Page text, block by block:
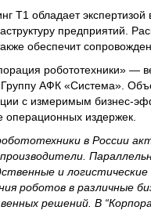
Т1 обладает
предприятий.
обеспечит
робототехники» —
Группу АФК «Система».
с измеримым бизнес-
операционных издержек.
в России
и
роботов в различные
решений. В